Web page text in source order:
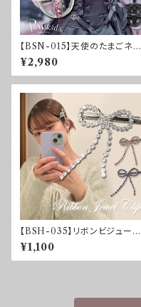
【BSN-015】天使のたまごネッ
クレス
¥2,980
【BSH-035】リボンビジューク
リップ
¥1,100